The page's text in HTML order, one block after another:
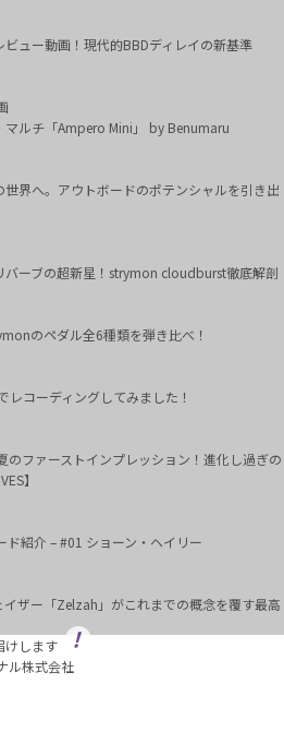
ュー動画！現代的BBDディレイの新基準
ルチ「Ampero Mini」 by Benumaru
界へ。アウトボードのポテンシャルを引き出
バーブの超新星！strymon cloudburst徹底解剖
のペダル全6種類を弾き比べ！
コーディングしてみました！
のファーストインプレッション！進化し過ぎの
】
紹介 – #01 ショーン・ヘイリー
イザー「Zelzah」がこれまでの概念を覆す最高
けします